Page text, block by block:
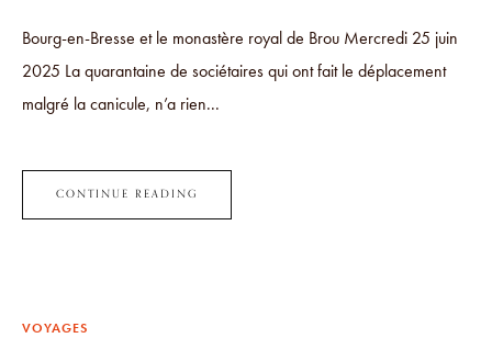
Bourg-en-Bresse et le monastère royal de Brou Mercredi 25 juin
2025 La quarantaine de sociétaires qui ont fait le déplacement
malgré la canicule, n’a rien...
CONTINUE READING
VOYAGES